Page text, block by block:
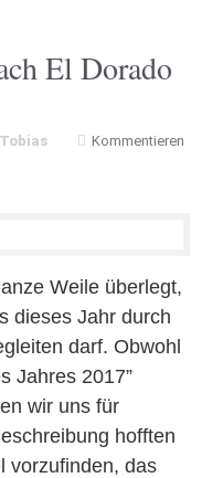
El Dorado
Kommentieren
Tobias
Weile überlegt,
dieses Jahr durch
darf. Obwohl
Jahres 2017”
wir uns für
hofften
vorzufinden, das